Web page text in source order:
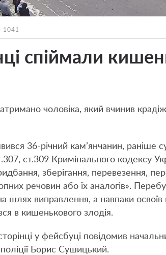
1041
спіймали
чоловіка, який вчинив
36-річний кам’янчанин, раніше
ст.309 Кримінального кодексу
зберігання, перевезення,
речовин або їх аналогів».
шлях виправлення, а навпаки
в кишенькового злодія.
у фейсбуці повідомив
поліції Борис Сушицький.